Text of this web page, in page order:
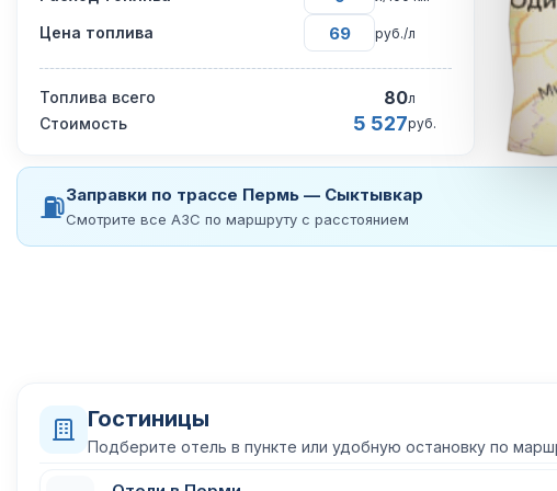
Цена топлива руб./л
Топлива всего 80л
Стоимость 5 527руб.
⛽Заправки по трассе Пермь — Сыктывкар
Смотрите все АЗС по маршруту с расстоянием
Гостиницы
Подберите отель в пункте или удобную остановку по